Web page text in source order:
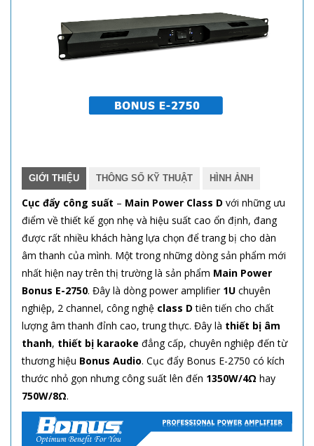
GIỚI THIỆU THÔNG SỐ KỸ THUẬT HÌNH ẢNH
Cục đẩy công suất – Main Power Class D với những ưu
điểm về thiết kế gọn nhẹ và hiệu suất cao ổn định, đang
được rất nhiều khách hàng lựa chọn để trang bị cho dàn
âm thanh của mình. Một trong những dòng sản phẩm mới
nhất hiện nay trên thị trường là sản phẩm Main Power
Bonus E-2750. Đây là dòng power amplifier 1U chuyên
nghiệp, 2 channel, công nghệ class D tiên tiến cho chất
lượng âm thanh đỉnh cao, trung thực. Đây là thiết bị âm
thanh, thiết bị karaoke đẳng cấp, chuyên nghiệp đến từ
thương hiệu Bonus Audio. Cục đẩy Bonus E-2750 có kích
thước nhỏ gọn nhưng công suất lên đến 1350W/4Ω hay
750W/8Ω.